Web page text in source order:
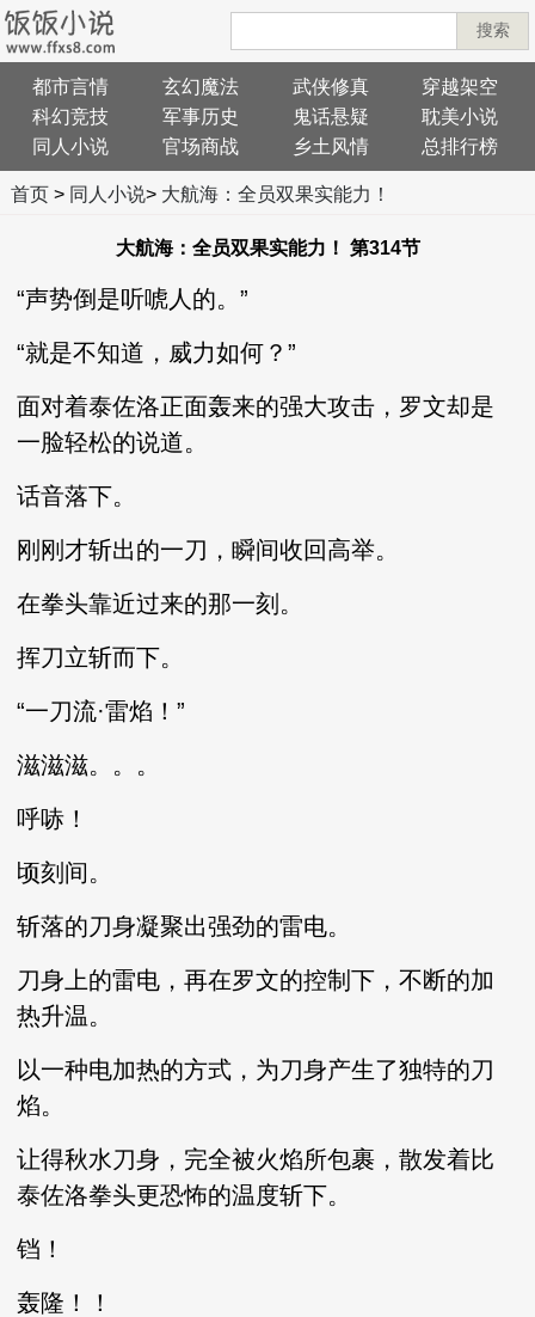
搜索
都市言情 玄幻魔法 武侠修真
穿越架空
科幻竞技
军事历史 鬼话悬疑
耽美小说
同人小说
官场商战 乡土风情 总排行榜
首页> 同人小说> 大航海：全员双果实能力！
大航海：全员双果实能力！ 第314节
“声势倒是听唬人的。”
“就是不知道，威力如何？”
面对着泰佐洛正面轰来的强大攻击，罗文却是
一脸轻松的说道。
话音落下。
刚刚才斩出的一刀，瞬间收回高举。
在拳头靠近过来的那一刻。
挥刀立斩而下。
“一刀流·雷焰！”
滋滋滋。。。
呼哧！
顷刻间。
斩落的刀身凝聚出强劲的雷电。
刀身上的雷电，再在罗文的控制下，不断的加
热升温。
以一种电加热的方式，为刀身产生了独特的刀
焰。
让得秋水刀身，完全被火焰所包裹，散发着比
泰佐洛拳头更恐怖的温度斩下。
铛！
轰隆！！